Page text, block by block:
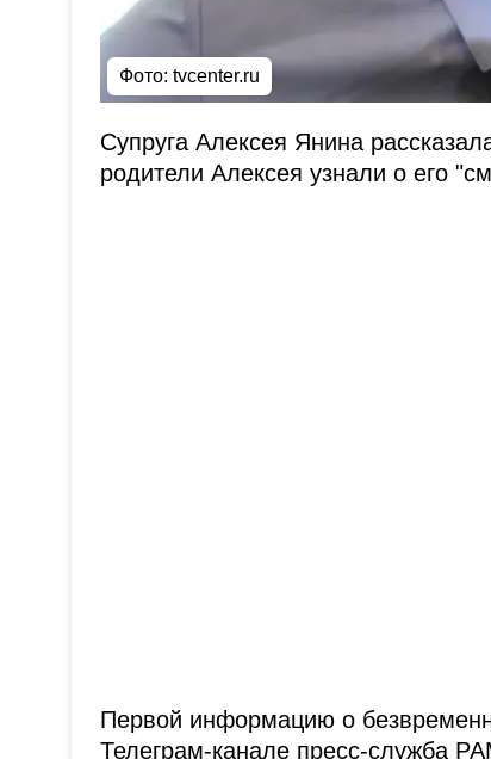
Фото: tvcenter.ru
Супруга Алексея Янина
родители Алексея узнали о его
Первой информацию о
Телеграм-канале пресс-служба